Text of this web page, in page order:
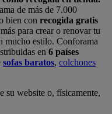
de más de 7.000
bien con recogida gratis
para crear o renovar tu
mucho estilo. Conforama
en 6 países
sofas baratos, colchones
su website o, físicamente,